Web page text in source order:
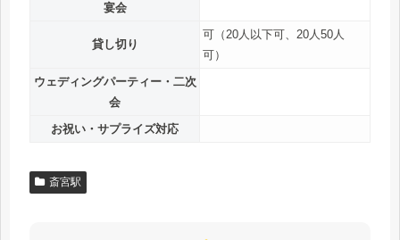
宴会
貸し切り
可（20人以下可、20人50人
可）
ウェディングパーティー・二次
会
お祝い・サプライズ対応
斎宮駅